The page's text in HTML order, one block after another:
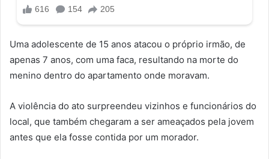
Uma adolescente de 15 anos atacou o próprio irmão, de
apenas 7 anos, com uma faca, resultando na morte do
menino dentro do apartamento onde moravam.
A violência do ato surpreendeu vizinhos e funcionários do
local, que também chegaram a ser ameaçados pela jovem
antes que ela fosse contida por um morador.